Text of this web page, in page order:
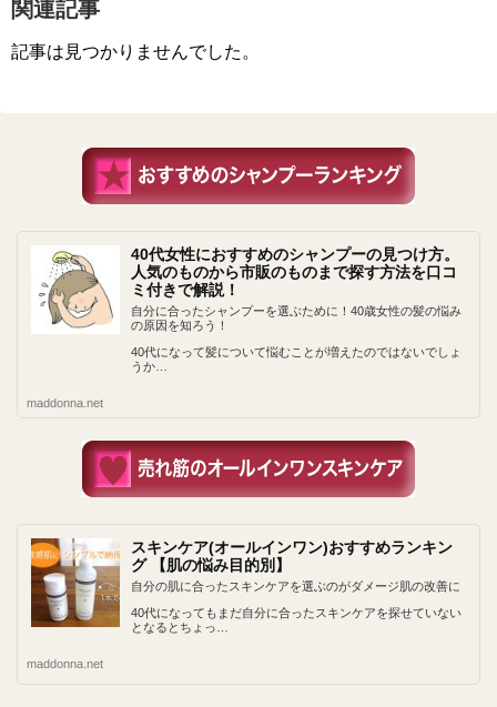
関連記事
記事は見つかりませんでした。
40代女性におすすめのシャンプーの見つけ方。
人気のものから市販のものまで探す方法を口コ
ミ付きで解説！
自分に合ったシャンプーを選ぶために！40歳女性の髪の悩み
の原因を知ろう！
40代になって髪について悩むことが増えたのではないでしょ
うか…
maddonna.net
スキンケア(オールインワン)おすすめランキン
グ 【肌の悩み目的別】
自分の肌に合ったスキンケアを選ぶのがダメージ肌の改善に
40代になってもまだ自分に合ったスキンケアを探せていない
となるとちょっ…
maddonna.net